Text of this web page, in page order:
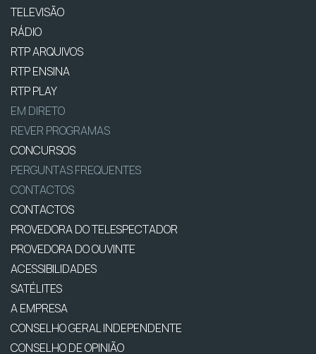
TELEVISÃO
RÁDIO
RTP ARQUIVOS
RTP ENSINA
RTP PLAY
EM DIRETO
REVER PROGRAMAS
CONCURSOS
PERGUNTAS FREQUENTES
CONTACTOS
CONTACTOS
PROVEDORA DO TELESPECTADOR
PROVEDORA DO OUVINTE
ACESSIBILIDADES
SATÉLITES
A EMPRESA
CONSELHO GERAL INDEPENDENTE
CONSELHO DE OPINIÃO